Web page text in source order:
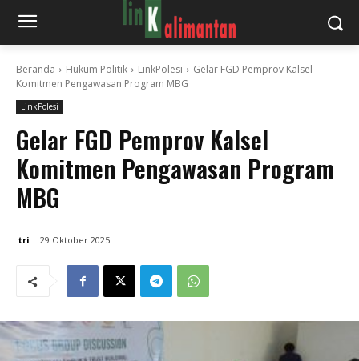
Beranda Hukum Politik LinkPolesi
Gelar FGD Pemprov Kalsel
Komitmen Pengawasan Program MBG
LinkPolesi
Gelar FGD Pemprov Kalsel
Komitmen Pengawasan Program
MBG
tri 29 Oktober 2025